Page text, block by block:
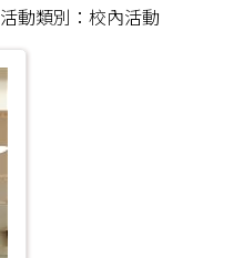
活動類別：校內活動